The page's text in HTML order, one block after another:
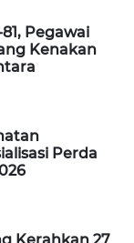
Pegawai
Kenakan
Perda